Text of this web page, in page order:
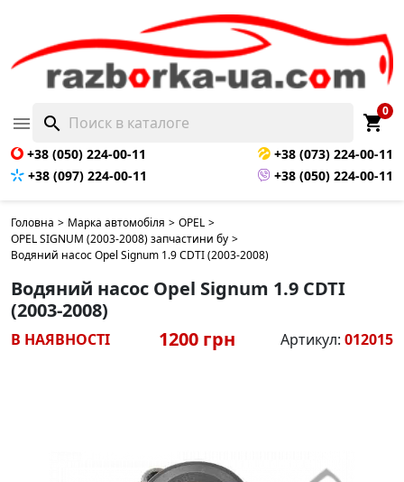
 search shopping_cart
0
+38 (050) 224-00-11
+38 (073) 224-00-11
+38 (097) 224-00-11
+38 (050) 224-00-11
Головна > Марка автомобіля > OPEL >
OPEL SIGNUM (2003-2008) запчастини бу >
Водяний насос Opel Signum 1.9 CDTI (2003-2008)
Водяний насос Opel Signum 1.9 CDTI
(2003-2008)
В НАЯВНОСТІ 1200 грн Артикул: 012015